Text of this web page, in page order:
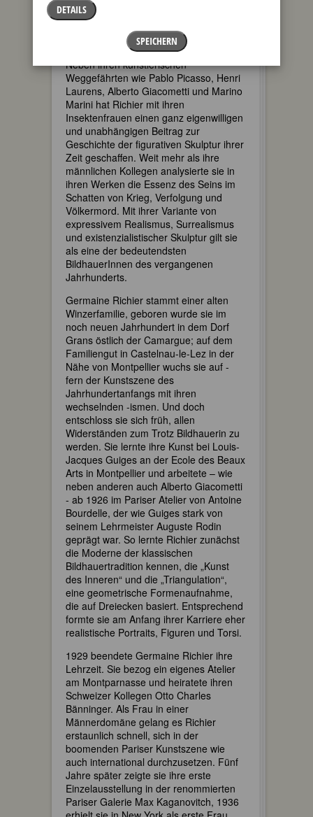
Neben ihren künstlerischen
Weggefährten wie Pablo Picasso, Henri
Laurens, Alberto Giacometti und Marino
Marini hat Richier mit ihren
Insektenfrauen einen ganz eigenwilligen
und unabhängigen Beitrag zur
Geschichte der figurativen Skulptur ihrer
Zeit geschaffen. Weit mehr als ihre
männlichen Kollegen analysierte sie in
ihren Werken die Essenz des Seins im
Schatten von Krieg, Verfolgung und
Völkermord. Mit ihrer Variante von
expressivem Realismus, Surrealismus
und existenzialistischer Skulptur gilt sie
als eine der bedeutendsten
BildhauerInnen des vergangenen
Jahrhunderts.
Germaine Richier stammt einer alten
Winzerfamilie, geboren wurde sie im
noch neuen Jahrhundert in dem Dorf
Grans östlich der Camargue; auf dem
Familiengut in Castelnau-le-Lez in der
Nähe von Montpellier wuchs sie auf -
fern der Kunstszene des
Jahrhundertanfangs mit ihren
wechselnden -ismen. Und doch
entschloss sie sich früh, allen
Widerständen zum Trotz Bildhauerin zu
werden. Sie lernte ihre Kunst bei Louis-
Jacques Guiges an der Ecole des Beaux
Arts in Montpellier und arbeitete – wie
neben anderen auch Alberto Giacometti
- ab 1926 im Pariser Atelier von Antoine
Bourdelle, der wie Guiges stark von
seinem Lehrmeister Auguste Rodin
geprägt war. So lernte Richier zunächst
die Moderne der klassischen
Bildhauertradition kennen, die „Kunst
des Inneren“ und die „Triangulation“,
eine geometrische Formenaufnahme,
die auf Dreiecken basiert. Entsprechend
formte sie am Anfang ihrer Karriere eher
realistische Portraits, Figuren und Torsi.
1929 beendete Germaine Richier ihre
Lehrzeit. Sie bezog ein eigenes Atelier
am Montparnasse und heiratete ihren
Schweizer Kollegen Otto Charles
Bänninger. Als Frau in einer
Männerdomäne gelang es Richier
erstaunlich schnell, sich in der
boomenden Pariser Kunstszene wie
auch international durchzusetzen. Fünf
Jahre später zeigte sie ihre erste
Einzelausstellung in der renommierten
Pariser Galerie Max Kaganovitch, 1936
DETAILS
SPEICHERN